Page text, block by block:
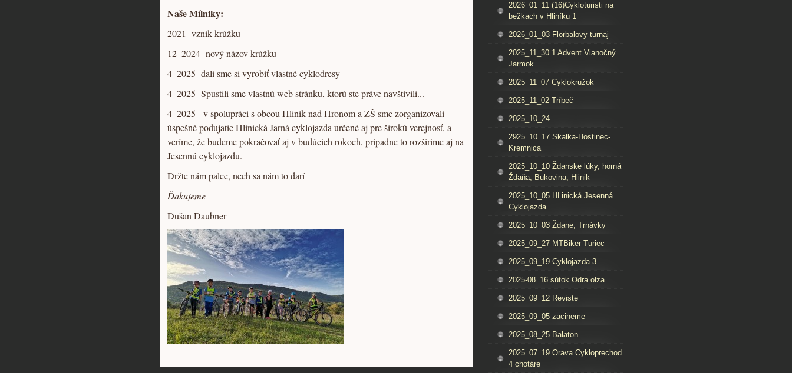
Naše Mílniky:
2021- vznik krúžku
12_2024- nový názov krúžku
4_2025- dali sme si vyrobiť vlastné cyklodresy
4_2025- Spustili sme vlastnú web stránku, ktorú ste práve navštívili...
4_2025 - v spolupráci s obcou Hliník nad Hronom a ZŠ sme zorganizovali
úspešné podujatie Hlinická Jarná cyklojazda určené aj pre širokú verejnosť, a
veríme, že budeme pokračovať aj v budúcich rokoch, prípadne to rozšírime aj na
Jesennú cyklojazdu.
Držte nám palce, nech sa nám to darí
Ďakujeme
Dušan Daubner
2026_01_11 (16)Cykloturisti na
bežkach v Hliníku 1
2026_01_03 Florbalovy turnaj
2025_11_30 1 Advent Vianočný
Jarmok
2025_11_07 Cyklokružok
2025_11_02 Tríbeč
2025_10_24
2925_10_17 Skalka-Hostinec-
Kremnica
2025_10_10 Ždanske lúky, horná
Ždaňa, Bukovina, Hlinik
2025_10_05 HLinická Jesenná
Cyklojazda
2025_10_03 Ždane, Trnávky
2025_09_27 MTBiker Turiec
2025_09_19 Cyklojazda 3
2025-08_16 sútok Odra olza
2025_09_12 Reviste
2025_09_05 zacineme
2025_08_25 Balaton
2025_07_19 Orava Cykloprechod
4 chotáre